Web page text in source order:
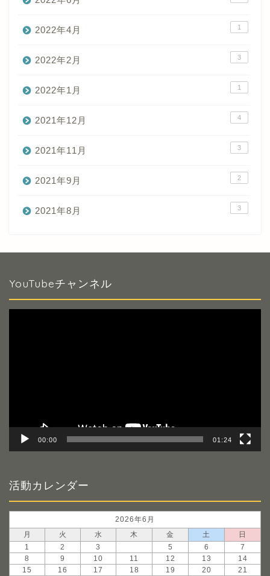
2022年4月 1
2022年2月 3
2022年1月 1
2021年12月 4
2021年11月 3
2021年9月 2
2021年8月 3
YouTubeチャンネル
00:00 01:24
活動カレンダー
2026年6月
月
火 水 木 金 土
日
1
2 3 5 6
7
8
9 10 11 12 13
14
15
16 17 18 19 20
21